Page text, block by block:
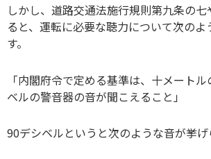
しかし、道路交通法施行規則第九条の
ると、運転に必要な聴力について次のよ
す。
「内閣府令で定める基準は、十メート
ベルの警音器の音が聞こえること」
90デシベルというと次のような音が挙げ